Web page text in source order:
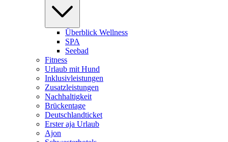
Überblick Wellness
SPA
Seebad
Fitness
Urlaub mit Hund
Inklusivleistungen
Zusatzleistungen
Nachhaltigkeit
Brückentage
Deutschlandticket
Erster aja Urlaub
Ajon